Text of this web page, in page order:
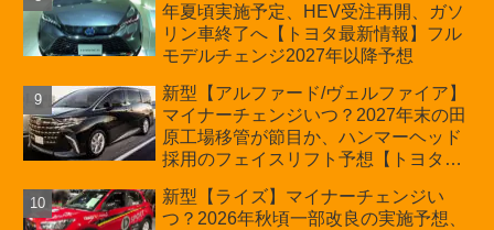
年夏頃実施予定、HEV受注再開、ガソ
リン車終了へ【トヨタ最新情報】フル
モデルチェンジ2027年以降予想
新型【アルファード/ヴェルファイア】
マイナーチェンジいつ？2027年末の田
原工場移管が節目か、ハンマーヘッド
採用のフェイスリフト予想【トヨタ最
費税込価格559万9000円から
新型【ライズ】マイナーチェンジい
つ？2026年秋頃一部改良の実施予想、